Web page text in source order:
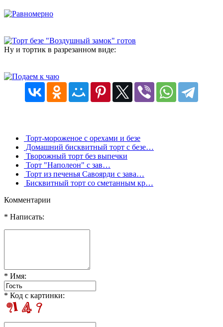
Ну и тортик в разрезанном виде:
Торт-мороженое с орехами и безе
Домашний бисквитный торт с безе…
Творожный торт без выпечки
Торт "Наполеон" с зав…
Торт из печенья Савоярди с зава…
Бисквитный торт со сметанным кр…
Комментарии
* Написать:
* Имя:
* Код с картинки: